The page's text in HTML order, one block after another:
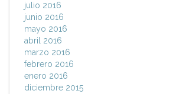
julio 2016
junio 2016
mayo 2016
abril 2016
marzo 2016
febrero 2016
enero 2016
diciembre 2015